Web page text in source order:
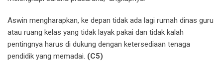
Aswin mengharapkan, ke depan tidak ada lagi rumah dinas guru
atau ruang kelas yang tidak layak pakai dan tidak kalah
pentingnya harus di dukung dengan ketersediaan tenaga
pendidik yang memadai. (C5)